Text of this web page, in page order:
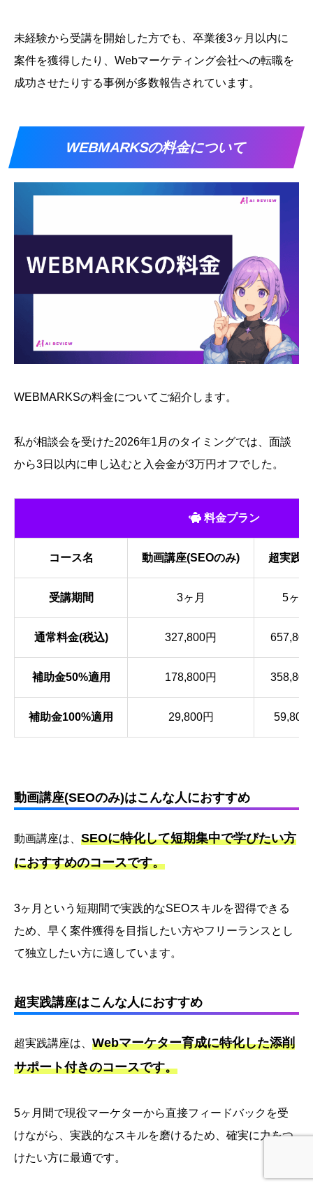
未経験から受講を開始した方でも、卒業後3ヶ月以内に
案件を獲得したり、Webマーケティング会社への転職を
成功させたりする事例が多数報告されています。
WEBMARKSの料金について
WEBMARKSの料金についてご紹介します。
私が相談会を受けた2026年1月のタイミングでは、面談
から3日以内に申し込むと入会金が3万円オフでした。
料金プラン
コース名 動画講座(SEOのみ) 超実践
受講期間 3ヶ月 5ヶ月
通常料金(税込) 327,800円 657,800
補助金50%適用 178,800円 358,800
補助金100%適用 29,800円 59,800
動画講座(SEOのみ)はこんな人におすすめ
動画講座は、 SEOに特化して短期集中で学びたい方
におすすめのコースです。
3ヶ月という短期間で実践的なSEOスキルを習得できる
ため、早く案件獲得を目指したい方やフリーランスとし
て独立したい方に適しています。
超実践講座はこんな人におすすめ
超実践講座は、 Webマーケター育成に特化した添削
サポート付きのコースです。
5ヶ月間で現役マーケターから直接フィードバックを受
けながら、実践的なスキルを磨けるため、確実に力をつ
けたい方に最適です。
公式LINE登録